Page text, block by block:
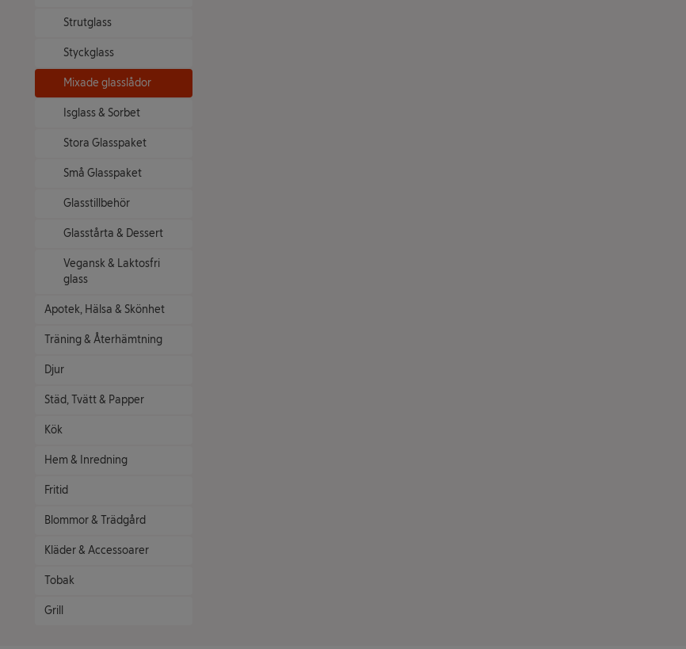
Strutglass
Styckglass
Mixade glasslådor
Isglass & Sorbet
Stora Glasspaket
Små Glasspaket
Glasstillbehör
Glasstårta & Dessert
Vegansk & Laktosfri
glass
Apotek, Hälsa & Skönhet
Träning & Återhämtning
Djur
Städ, Tvätt & Papper
Kök
Hem & Inredning
Fritid
Blommor & Trädgård
Kläder & Accessoarer
Tobak
Grill